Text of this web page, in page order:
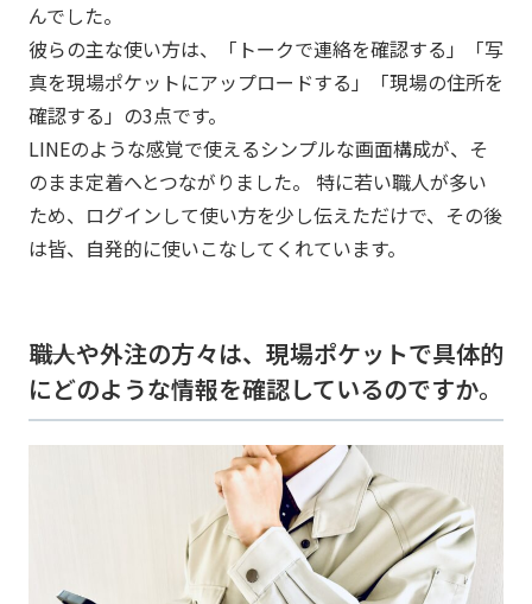
んでした。
彼らの主な使い方は、「トークで連絡を確認する」「写
真を現場ポケットにアップロードする」「現場の住所を
確認する」の3点です。
LINEのような感覚で使えるシンプルな画面構成が、そ
のまま定着へとつながりました。 特に若い職人が多い
ため、ログインして使い方を少し伝えただけで、その後
は皆、自発的に使いこなしてくれています。
――職人や外注の方々は、現場ポケットで具体的
にどのような情報を確認しているのですか。